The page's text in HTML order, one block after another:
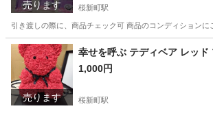
売ります 桜新町駅
引き渡しの際に、商品チェック可 商品のコンディション
東京 世田谷区 桜新町駅 その他
売ります
幸せを呼ぶ テディベア レッド
1,000円
桜新町駅